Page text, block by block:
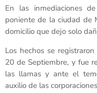
En las inmediaciones
poniente de la ciudad de
domicilio que dejo solo
Los hechos se
20 de Septiembre, y fue
las llamas y ante el
auxilio de las